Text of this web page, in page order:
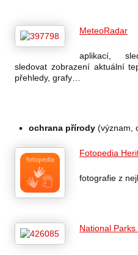
MeteoRadar
aplikací,
sledovat zobrazení aktuální
přehledy, grafy…
ochrana přírody (význam,
Fotopedia
fotografie z
National